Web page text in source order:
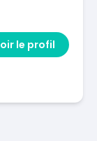
le profil